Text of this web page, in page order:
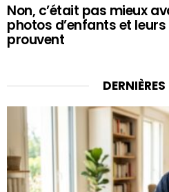
Non, c’était pas mieux
photos d’enfants et
prouvent